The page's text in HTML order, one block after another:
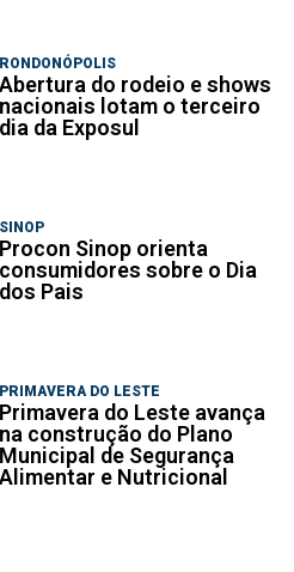
RONDONÓPOLIS
Abertura do rodeio e shows
nacionais lotam o terceiro
dia da Exposul
SINOP
Procon Sinop orienta
consumidores sobre o Dia
dos Pais
PRIMAVERA DO LESTE
Primavera do Leste avança
na construção do Plano
Municipal de Segurança
Alimentar e Nutricional